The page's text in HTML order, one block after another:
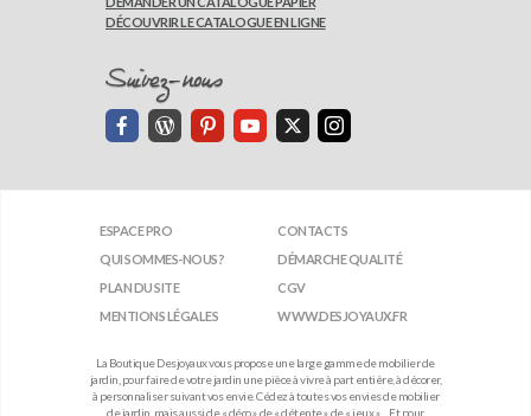
DÉCOUVRIR LE CATALOGUE EN LIGNE
Suivez-nous
ESPACE PRO
CONTACTS
QUI SOMMES-NOUS?
DÉMARCHE QUALITÉ
PLAN DU SITE
CGV
MENTIONS LÉGALES
WWW.DESJOYAUX.FR
La Boutique Desjoyaux vous propose une large gamme de mobilier de
jardin, pour faire de votre jardin une pièce à vivre à part entière, à décorer,
à personnaliser suivant vos envie. Cédez à toutes vos envies de mobilier
de jardin, mais aussi de « déco », de « détente », de « jeux »… Et pour